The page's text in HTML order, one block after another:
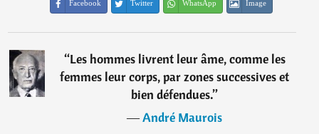
Facebook Twitter WhatsApp Image
“Les hommes livrent leur âme, comme les
femmes leur corps, par zones successives et
bien défendues.”
―André Maurois